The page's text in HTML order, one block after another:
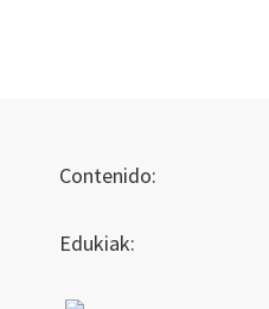
Contenido:
Edukiak: